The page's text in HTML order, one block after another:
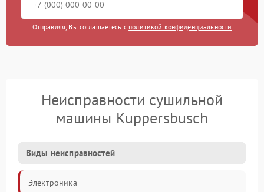
Отправляя, Вы соглашаетесь с политикой конфиденциальности
Неисправности сушильной
машины Kuppersbusch
Виды неисправностей
Электроника